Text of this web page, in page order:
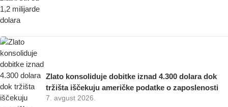
Zlato konsoliduje dobitke iznad 4.300 dolara dok
tržišta iščekuju američke podatke o zaposlenosti
7. avgust 2026.